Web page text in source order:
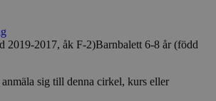
2019-2017, åk F-2)Barnbalett 6-8 år (född
sig till denna cirkel, kurs eller